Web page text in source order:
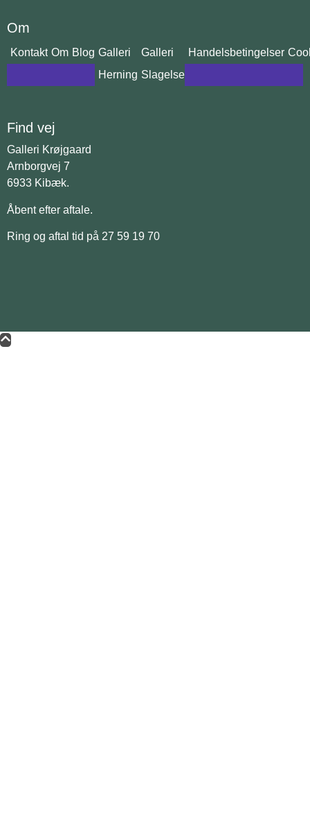
Om
Kontakt Om Blog Galleri
Herning
Galleri
Slagelse
Handelsbetingelser
Find vej
Galleri Krøjgaard
Arnborgvej 7
6933 Kibæk.
Åbent efter aftale.
Ring og aftal tid på 27 59 19 70